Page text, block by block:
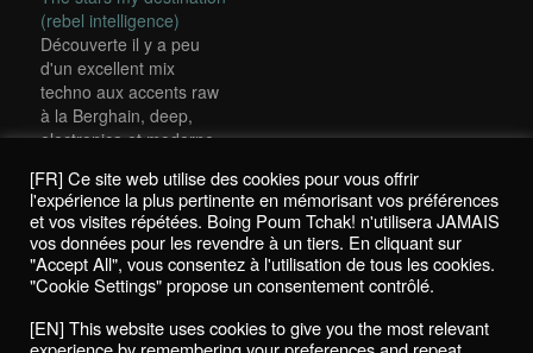
(rebel intelligence)
Découverte il y a peu
d'un excellent mix
techno aux accents raw
à la Berghain, deep,
electronica et moderne.
vous dira surement rien
(sauf à ceux qui étaient
au Batofar le 19
septembre dernier).
Sachez juste que ce
anglais et qu'il organise
This entry was posted inReviews / Chroniquesand taggedbarem,
damian schwartz,mupa ,pilasbyK!. Bookmark thepermalink.
Politique de confidentialité / Privacy Policy
Boing Poum Tchak! - 2022
[FR] Ce site web utilise des cookies pour vous offrir
l'expérience la plus pertinente en mémorisant vos préférences
et vos visites répétées. Boing Poum Tchak! n'utilisera JAMAIS
vos données pour les revendre à un tiers. En cliquant sur
"Accept All", vous consentez à l'utilisation de tous les cookies.
"Cookie Settings" propose un consentement contrôlé.
[EN] This website uses cookies to give you the most relevant